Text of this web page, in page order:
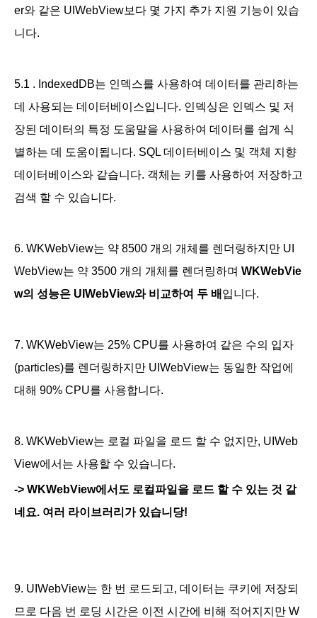
er와 같은 UIWebView보다 몇 가지 추가 지원 기능이 있습
니다.
5.1 . I ndexedDB는 인덱스를 사용하여 데이터를 관리하는
데 사용되는 데이터베이스입니다. 인덱싱은 인덱스 및 저
장된 데이터의 특정 도움말을 사용하여 데이터를 쉽게 식
별하는 데 도움이됩니다. SQL 데이터베이스 및 객체 지향
데이터베이스와 같습니다. 객체는 키를 사용하여 저장하고
검색 할 수 있습니다.
6. WKWebView는 약 8500 개의 개체를 렌더링하지만 UI
WebView는 약 3500 개의 개체를 렌더링하며 WKWebVie
w의 성능은 UIWebView와 비교하여 두 배 입니다.
7. WKWebView는 25% CPU를 사용하여 같은 수의 입자
(particles)를 렌더링하지만 UIWebView는 동일한 작업에
대해 90% CPU를 사용합니다.
8. WKWebView는 로컬 파일을 로드 할 수 없지만, UIWeb
View에서는 사용할 수 있습니다.
-> WKWebView에서도 로컬파일을 로드 할 수 있는 것 같
네요. 여러 라이브러리가 있습니당!
9. UIWebView는 한 번 로드되고, 데이터는 쿠키에 저장되
므로 다음 번 로딩 시간은 이전 시간에 비해 적어 지지만 W